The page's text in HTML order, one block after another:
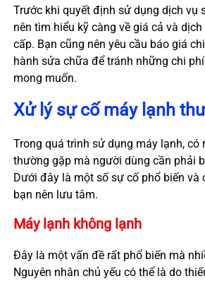
Trước khi quyết định sử dụng dịch vụ
nên tìm hiểu kỹ càng về giá cả và
cấp. Bạn cũng nên yêu cầu báo giá
hành sửa chữa để tránh những chi
mong muốn.
Xử lý sự cố máy lạnh
Trong quá trình sử dụng máy lạnh, có
thường gặp mà người dùng cần phải
Dưới đây là một số sự cố phổ biến và
bạn nên lưu tâm.
Máy lạnh không lạnh
Đây là một vấn đề rất phổ biến mà
Nguyên nhân chủ yếu có thể là do